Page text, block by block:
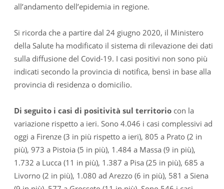
all’andamento dell’epidemia in regione.
Si ricorda che a partire dal 24 giugno 2020, il Ministero
della Salute ha modificato il sistema di rilevazione dei dati
sulla diffusione del Covid-19. I casi positivi non sono più
indicati secondo la provincia di notifica, bensì in base alla
provincia di residenza o domicilio.
Di seguito i casi di positività sul territoriocon la
variazione rispetto a ieri. Sono 4.046 i casi complessivi ad
oggi a Firenze (3 in più rispetto a ieri), 805 a Prato (2 in
più), 973 a Pistoia (5 in più), 1.484 a Massa (9 in più),
1.732 a Lucca (11 in più), 1.387 a Pisa (25 in più), 685 a
Livorno (2 in più), 1.080 ad Arezzo (6 in più), 581 a Siena